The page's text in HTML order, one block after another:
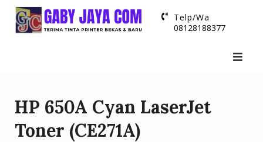
Skip
Telp/Wa
08128188377
HP 650A Cyan LaserJet
Toner (CE271A)